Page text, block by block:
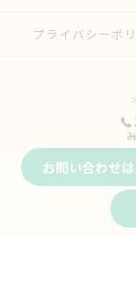
お問い合わせ
プライバシーポ
© 2026 福岡県大牟田